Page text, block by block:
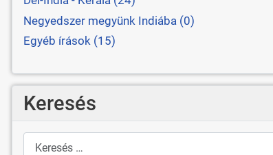
Negyedszer megyünk Indiába (0)
Egyéb írások (15)
Keresés
Keresés